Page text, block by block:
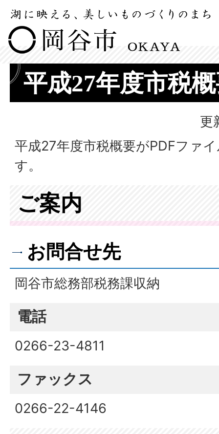
平成27年度市税
更
平成27年度市税概要がPDFファ
す。
ご案内
お問合せ先
岡谷市総務部税務課収納
電話
0266-23-4811
ファックス
0266-22-4146